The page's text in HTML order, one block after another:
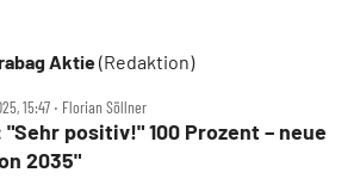
Aktie(Redaktion)
15:47 ‧ Florian Söllner
"Sehr positiv!" 100 Prozent – neue
2035"